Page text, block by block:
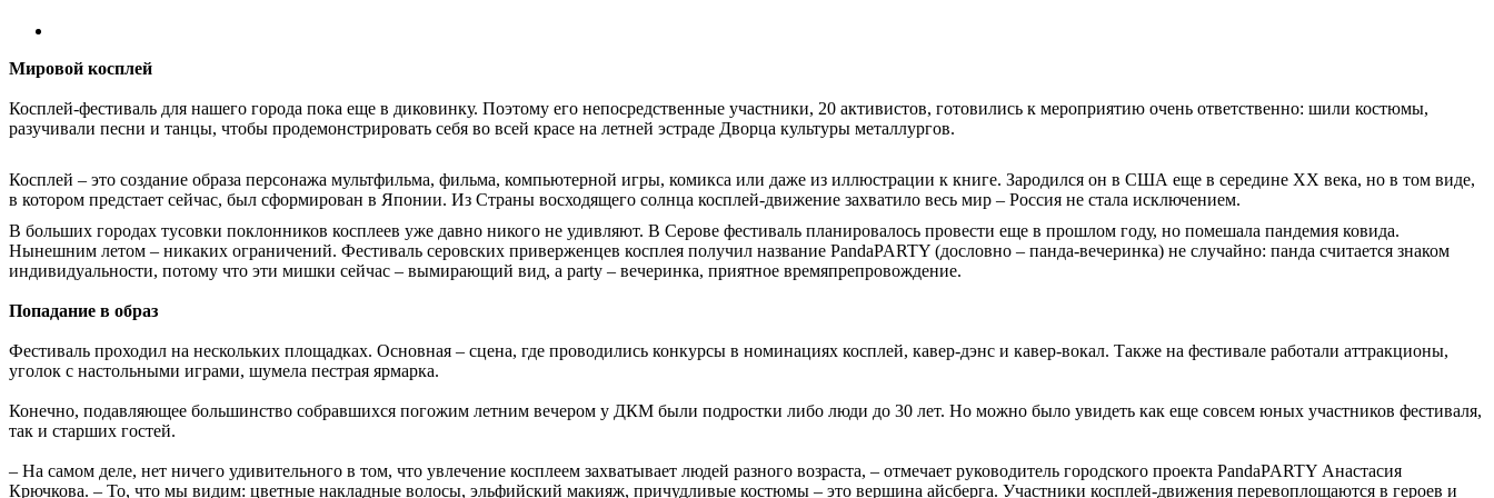
Мировой косплей
Косплей-фестиваль для нашего города пока еще в диковинку. Поэтому его непосредственные участники, 20 активистов, готовились к мероприятию очень ответственно: шили костюмы,
разучивали песни и танцы, чтобы продемонстрировать себя во всей красе на летней эстраде Дворца культуры металлургов.
Косплей – это создание образа персонажа мульт­фильма, фильма, компьютерной игры, комикса или даже из иллюстрации к книге. Зародился он в США еще в середине XX века, но в том виде,
в котором предстает сейчас, был сформирован в Японии. Из Страны восходящего солнца косплей-движение захватило весь мир – Россия не стала исключением.
В больших городах тусовки поклонников косплеев уже давно никого не удивляют. В Серове фестиваль планировалось провести еще в прошлом году, но помешала пандемия ковида.
Нынешним летом – никаких ограничений. Фестиваль серовских приверженцев косплея получил название PandaPARTY (дословно – панда-вечеринка) не случайно: панда считается знаком
индивидуальности, потому что эти мишки сейчас – вымирающий вид, а party – вечеринка, приятное времяпрепровождение.
Попадание в образ
Фестиваль проходил на нескольких площадках. Основная – сцена, где проводились конкурсы в номинациях косплей, кавер-дэнс и кавер-вокал. Также на фестивале работали аттракционы,
уголок с настольными играми, шумела пестрая ярмарка.
Конечно, подавляющее большинство собравшихся погожим летним вечером у ДКМ были подростки либо люди до 30 лет. Но можно было увидеть как еще совсем юных участников фестиваля,
так и старших гостей.
– На самом деле, нет ничего удивительного в том, что увлечение косплеем захватывает людей разного возраста, – отмечает руководитель городского проекта PandaPARTY Анастасия
Крючкова. – То, что мы видим: цветные накладные волосы, эльфийский макияж, причудливые костюмы – это вершина айсберга. Участники косплей-движения перевоплощаются в героев и